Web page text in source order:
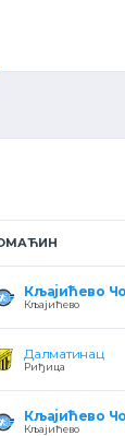
Кљајићево
Кљајићево
Далматинац
Риђица
Кљајићево
Кљајићево